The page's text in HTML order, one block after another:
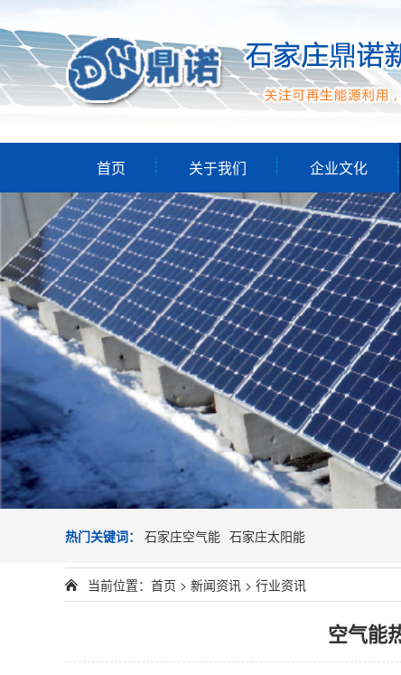
首页 关于我们 企业文化
热门关键词： 石家庄空气能 石家庄太阳能
当前位置： 首页 > 新闻资讯 > 行业资讯
空气能